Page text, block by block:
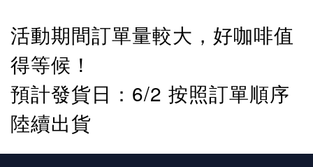
活動期間訂單量較大，好咖啡值
得等候！
預計發貨日：6/2 按照訂單順序
陸續出貨